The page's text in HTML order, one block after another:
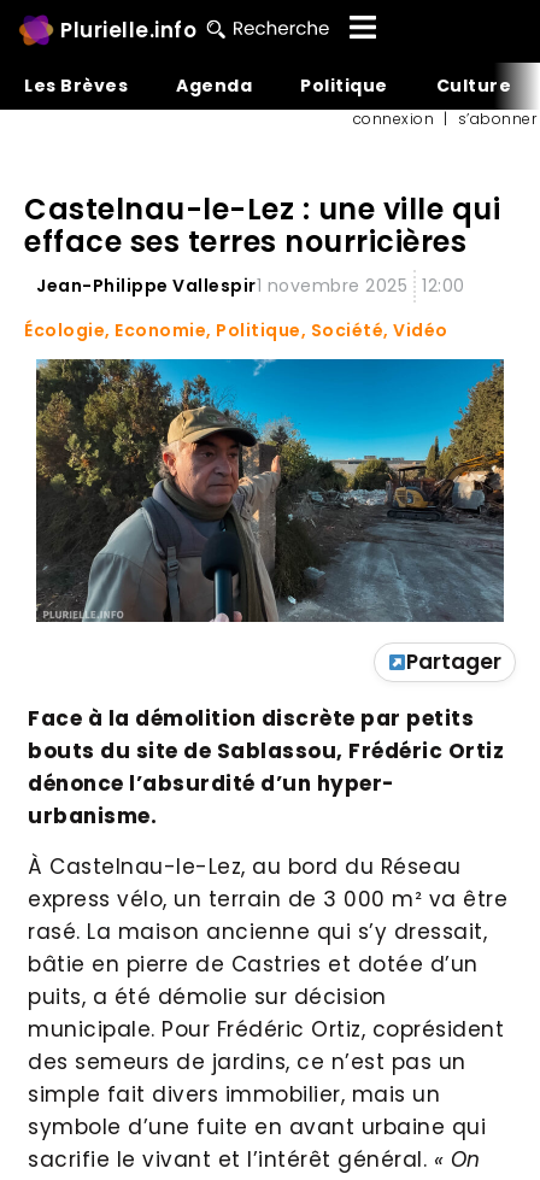
Plurielle.info
Les Brèves Agenda Politique Culture
connexion | s’abonner
Castelnau-le-Lez : une ville qui
efface ses terres nourricières
Jean-Philippe Vallespir1 novembre 2025
12:00
Écologie, Economie, Politique, Société, Vidéo
Partager
Face à la démolition discrète par petits
bouts du site de Sablassou, Frédéric Ortiz
dénonce l’absurdité d’un hyper-
urbanisme.
À Castelnau-le-Lez, au bord du Réseau
express vélo, un terrain de 3 000 m² va être
rasé. La maison ancienne qui s’y dressait,
bâtie en pierre de Castries et dotée d’un
puits, a été démolie sur décision
municipale. Pour Frédéric Ortiz, coprésident
des semeurs de jardins, ce n’est pas un
simple fait divers immobilier, mais un
symbole d’une fuite en avant urbaine qui
sacrifie le vivant et l’intérêt général. « On